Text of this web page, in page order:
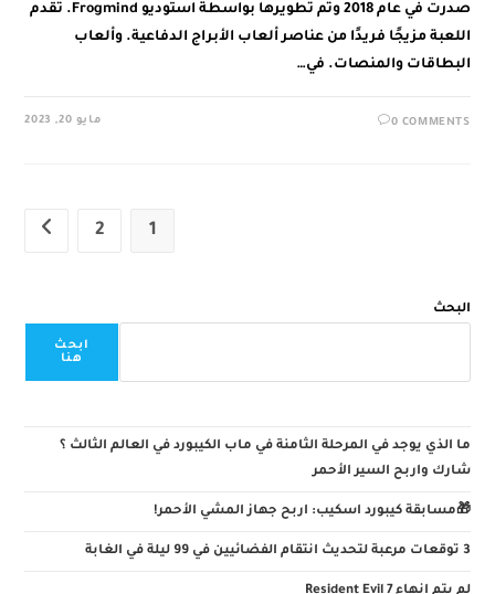
صدرت في عام 2018 وتم تطويرها بواسطة استوديو Frogmind. تقدم
اللعبة مزيجًا فريدًا من عناصر ألعاب الأبراج الدفاعية. وألعاب
البطاقات والمنصات. في…
0 COMMENTS مايو 20, 2023
1
2
page
البحث
ابحث
هنا
ما الذي يوجد في المرحلة الثامنة في ماب الكيبورد في العالم الثالث ؟
شارك واربح السير الأحمر
🎁مسابقة كيبورد اسكيب: اربح جهاز المشي الأحمر!
3 توقعات مرعبة لتحديث انتقام الفضائيين في 99 ليلة في الغابة
لم يتم إنهاء Resident Evil 7